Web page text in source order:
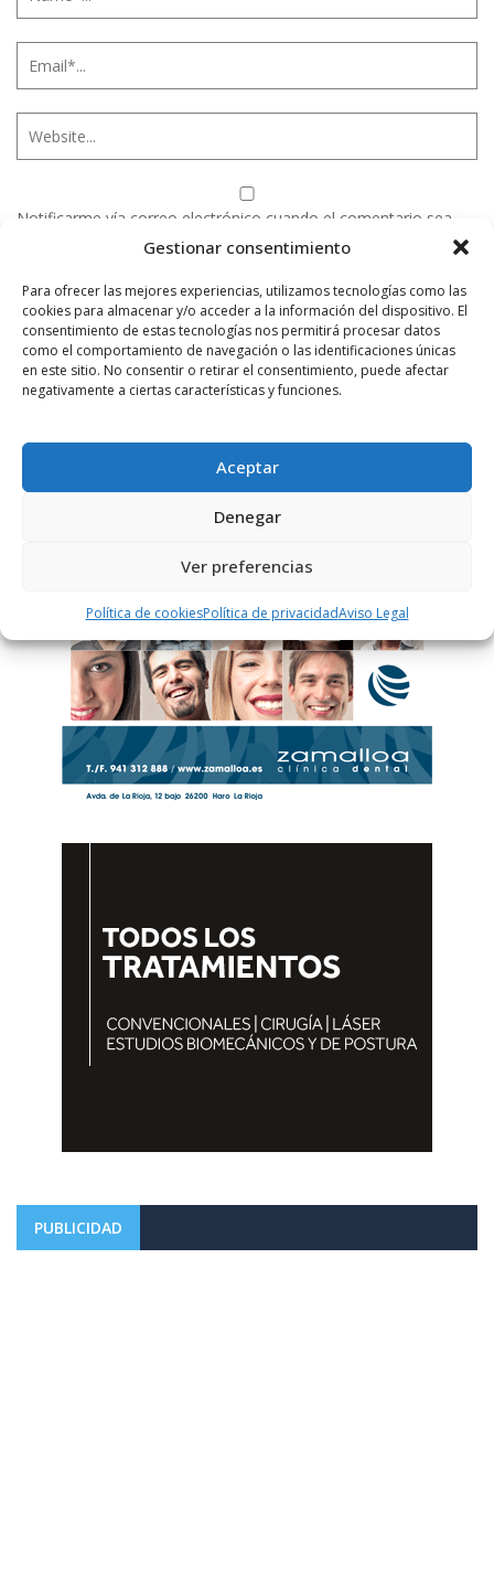
Gestionar consentimiento
Para ofrecer las mejores experiencias, utilizamos tecnologías como las
cookies para almacenar y/o acceder a la información del dispositivo. El
consentimiento de estas tecnologías nos permitirá procesar datos
como el comportamiento de navegación o las identificaciones únicas
en este sitio. No consentir o retirar el consentimiento, puede afectar
negativamente a ciertas características y funciones.
Aceptar
Denegar
Ver preferencias
Política de cookiesPolítica de privacidadAviso Legal
Notificarme vía correo electrónico cuando el comentario sea
Este sitio usa Akismet para reducir el spam.Aprende
cómo se procesan los datos de tus comentarios.
PUBLICIDAD